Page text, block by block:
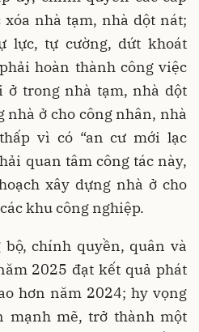
nhà tạm, nhà dột nát;
lực, tự cường, dứt khoát
hoàn thành công việc
ở trong nhà tạm, nhà dột
nhà ở cho công nhân, nhà
vì có “an cư mới lạc
quan tâm công tác này,
xây dựng nhà ở cho
khu công nghiệp.
chính quyền, quân và
2025 đạt kết quả phát
hơn năm 2024; hy vọng
mạnh mẽ, trở thành một